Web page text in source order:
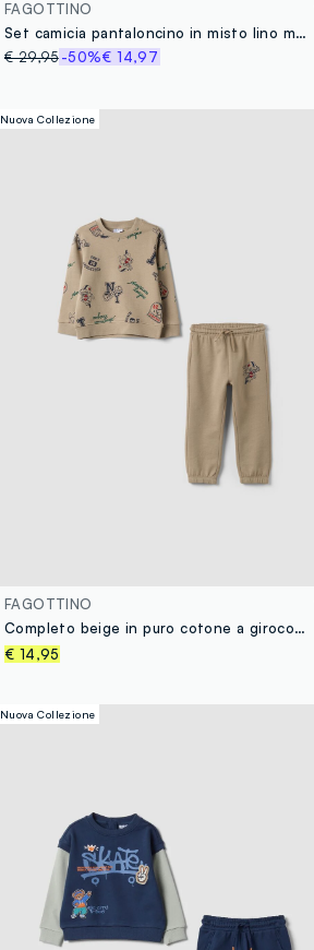
FAGOTTINO
Set camicia pantaloncino in misto lino multicolor da bimbo regular fit
€ 29,95-50%€ 14,97
Nuova Collezione
FAGOTTINO
Completo beige in puro cotone a girocollo con stampa per bimbo
€ 14,95
Nuova Collezione